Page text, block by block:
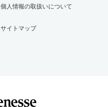
個人情報の取扱いについて
サイトマップ